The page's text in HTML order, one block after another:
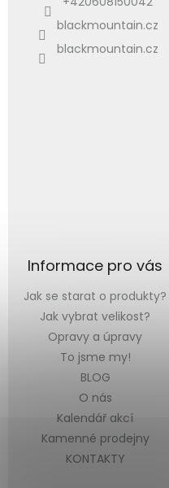
blackmountain.cz
blackmountain.cz
Informace pro vás
Jak se starat o produkty?
Jak vybrat velikost?
Opravy a úpravy
To jsme my!
BLOG
O nás
Kalendář akcí
Kamenné prodejny
KONTAKTY